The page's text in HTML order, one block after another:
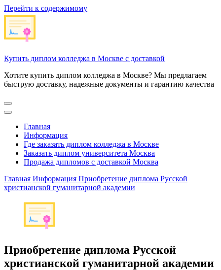
Перейти к содержимому
Купить диплом колледжа в Москве с доставкой
Хотите купить диплом колледжа в Москве? Мы предлагаем
быструю доставку, надежные документы и гарантию качества
Главная
Информация
Где заказать диплом колледжа в Москве
Заказать диплом университета Москва
Продажа дипломов с доставкой Москва
Главная Информация Приобретение диплома Русской
христианской гуманитарной академии
Приобретение диплома Русской
христианской гуманитарной академии